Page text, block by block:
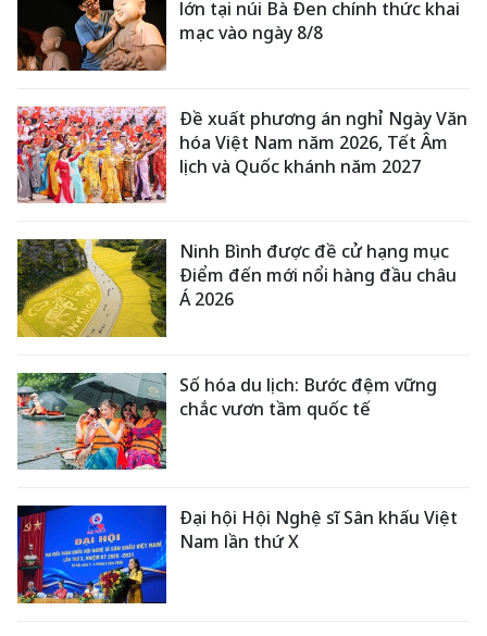
lớn tại núi Bà Đen chính thức khai
mạc vào ngày 8/8
Đề xuất phương án nghỉ Ngày Văn
hóa Việt Nam năm 2026, Tết Âm
lịch và Quốc khánh năm 2027
Ninh Bình được đề cử hạng mục
Điểm đến mới nổi hàng đầu châu
Á 2026
Số hóa du lịch: Bước đệm vững
chắc vươn tầm quốc tế
Đại hội Hội Nghệ sĩ Sân khấu Việt
Nam lần thứ X